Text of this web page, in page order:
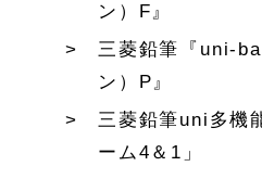
ン）F』
三菱鉛筆『uni-
ン）P』
三菱鉛筆uni多機
ーム4＆1」